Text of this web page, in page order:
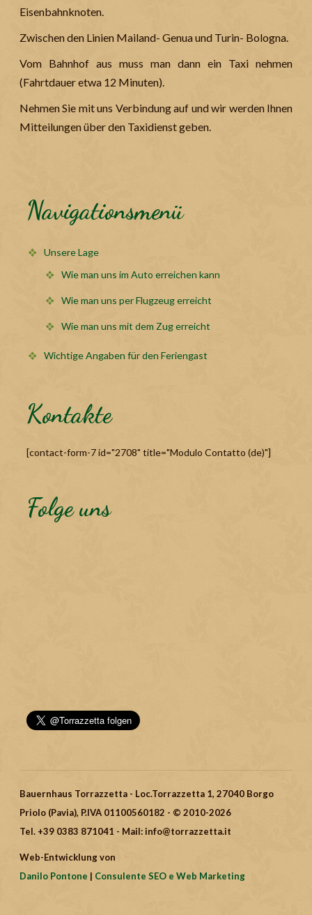
Eisenbahnknoten.
Zwischen den Linien Mailand- Genua und Turin- Bologna.
Vom Bahnhof aus muss man dann ein Taxi nehmen
(Fahrtdauer etwa 12 Minuten).
Nehmen Sie mit uns Verbindung auf und wir werden Ihnen
Mitteilungen über den Taxidienst geben.
Navigationsmenü
Unsere Lage
Wie man uns im Auto erreichen kann
Wie man uns per Flugzeug erreicht
Wie man uns mit dem Zug erreicht
Wichtige Angaben für den Feriengast
Kontakte
[contact-form-7 id="2708" title="Modulo Contatto (de)"]
Folge uns
Bauernhaus Torrazzetta - Loc.Torrazzetta 1, 27040 Borgo
Priolo (Pavia), P.IVA 01100560182 - © 2010-2026
Tel. +39 0383 871041 - Mail: info@torrazzetta.it
Web-Entwicklung von
Danilo Pontone | Consulente SEO e Web Marketing